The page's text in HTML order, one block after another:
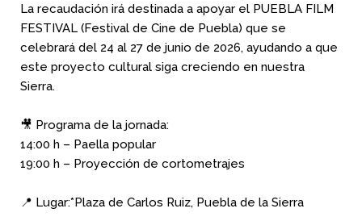
La recaudación irá destinada a apoyar el PUEBLA FILM
FESTIVAL (Festival de Cine de Puebla) que se
celebrará del 24 al 27 de junio de 2026, ayudando a que
este proyecto cultural siga creciendo en nuestra
Sierra.
🎥 Programa de la jornada:
14:00 h – Paella popular
19:00 h – Proyección de cortometrajes
📍 Lugar:*Plaza de Carlos Ruiz, Puebla de la Sierra